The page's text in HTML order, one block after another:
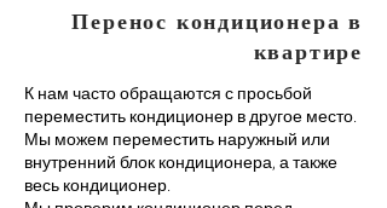
Перенос кондиционера в
квартире
К нам часто обращаются с просьбой
переместить кондиционер в другое место.
Мы можем переместить наружный или
внутренний блок кондиционера, а также
весь кондиционер.